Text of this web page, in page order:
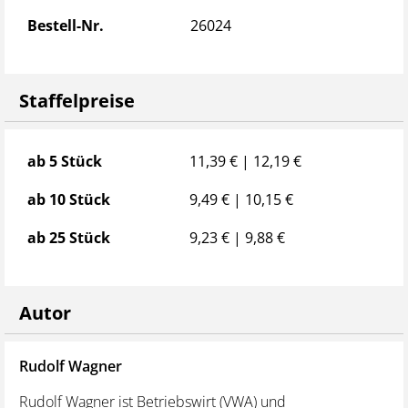
Dreisatzrechnung
Berechnungen zur Ladungssicherung
---------------------------------------------------------------------------------
------
Werfen Sie auch einen Blick auf unsere
Sparangebote
Print
Bestell-Nr.
26024
Staffelpreise
Staffelpreise
ab 5 Stück
11,39 € | 12,19 €
ab 10 Stück
9,49 € | 10,15 €
ab 25 Stück
9,23 € | 9,88 €
Autor
Rudolf Wagner
Rudolf Wagner ist Betriebswirt (VWA) und